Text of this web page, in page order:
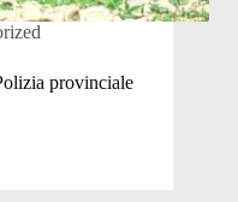
provinciale